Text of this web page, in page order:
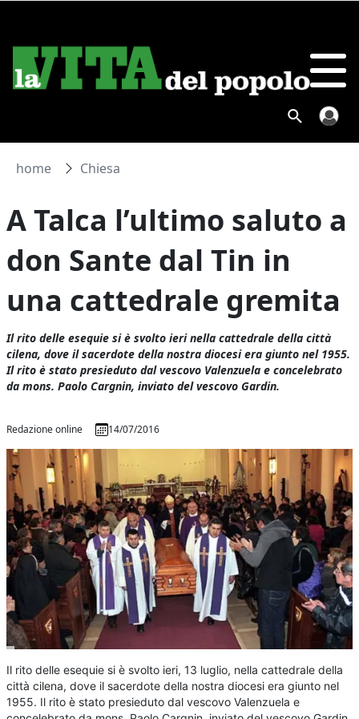
home Chiesa
A Talca l’ultimo saluto a
don Sante dal Tin in
una cattedrale gremita
Il rito delle esequie si è svolto ieri nella cattedrale della città
cilena, dove il sacerdote della nostra diocesi era giunto nel 1955.
Il rito è stato presieduto dal vescovo Valenzuela e concelebrato
da mons. Paolo Cargnin, inviato del vescovo Gardin.
Redazione online 14/07/2016
Il rito delle esequie si è svolto ieri, 13 luglio, nella cattedrale della
città cilena, dove il sacerdote della nostra diocesi era giunto nel
1955. Il rito è stato presieduto dal vescovo Valenzuela e